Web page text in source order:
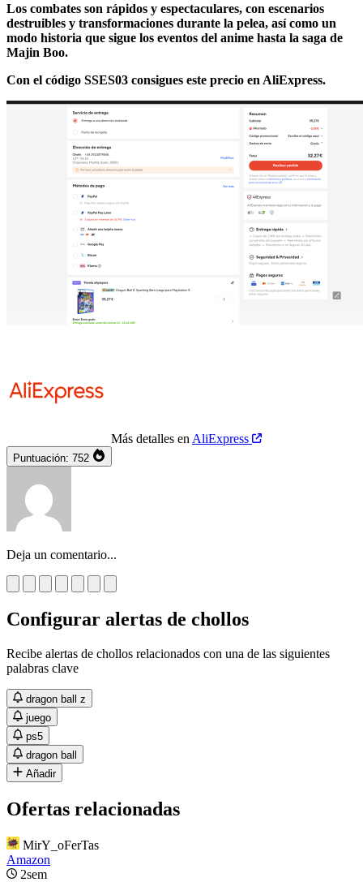
Los combates son rápidos y espectaculares, con escenarios
destruibles y transformaciones durante la pelea, así como un
modo historia que sigue los eventos del anime hasta la saga de
Majin Boo.
Con el código SSES03 consigues este precio en AliExpress.
Más detalles en AliExpress
Puntuación: 752
Deja un comentario...
Configurar alertas de chollos
Recibe alertas de chollos relacionados con una de las siguientes
palabras clave
dragon ball z
juego
ps5
dragon ball
Añadir
Ofertas relacionadas
MirY_oFerTas
Amazon
2sem